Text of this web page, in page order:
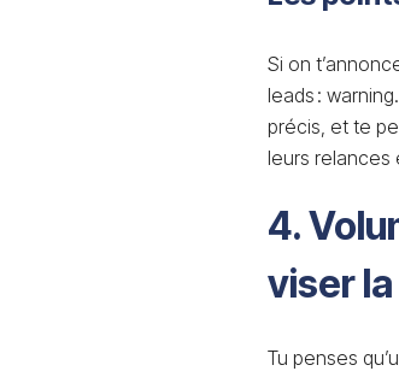
Si on
leads :
précis, et te
leurs relances
4.
viser
Tu penses